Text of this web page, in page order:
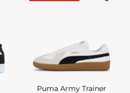
Puma Army Trainer